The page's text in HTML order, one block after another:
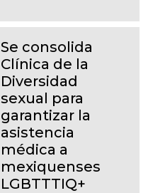
Se consolida
Clínica de la
Diversidad
sexual para
garantizar la
asistencia
médica a
mexiquenses
LGBTTTIQ+